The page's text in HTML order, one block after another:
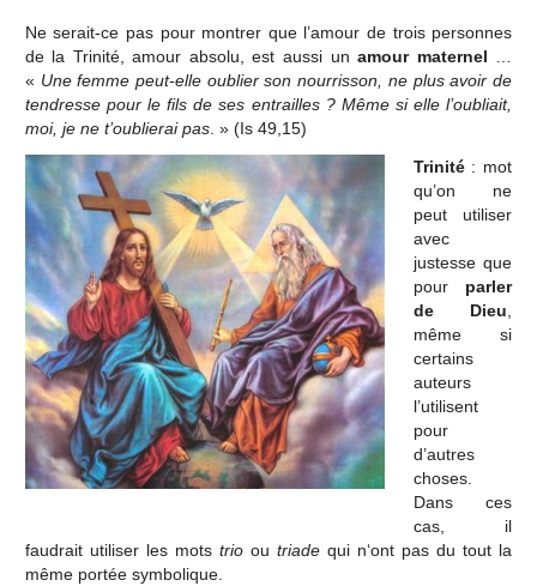
Ne serait-ce pas pour montrer que l’amour de trois personnes
de la Trinité, amour absolu, est aussi unamour maternel
« Une femme peut-elle oublier son nourrisson, ne plus avoir de
tendresse pour le fils de ses entrailles ? Même si elle l’oubliait,
moi, je ne t’oublierai pas. » (Is 49,15)
Trinité: mot
qu’on ne
peut utiliser
avec
justesse que
pour parler
de Dieu
même si
certains
auteurs
l’utilisent
pour
d’autres
choses.
Dans ces
cas, il
faudrait utiliser les mots trioou triade qui n‘ont pas du tout la
même portée symbolique.